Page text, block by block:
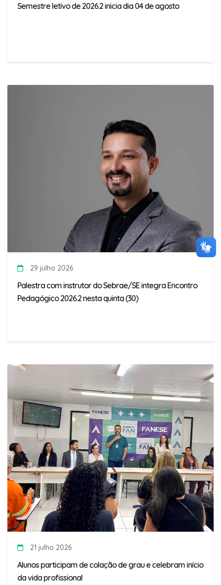
Semestre letivo de 2026.2 inicia dia 04 de agosto
29 julho 2026
Palestra com instrutor do Sebrae/SE integra Encontro
Pedagógico 2026.2 nesta quinta (30)
21 julho 2026
Alunos participam de colação de grau e celebram início
da vida profissional